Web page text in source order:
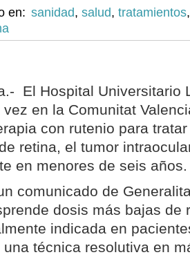
en: sanidad, salud, tratamientos
El Hospital Universitario
vez en la Comunitat
con rutenio para
retina, el tumor
en menores de seis años.
comunicado de
dosis más bajas de
indicada en
una técnica resolutiva en